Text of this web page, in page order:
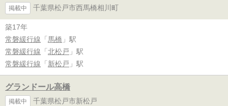
掲載中 千葉県松戸市西馬橋相川町
築17年
常磐緩行線 「 馬橋 」駅
常磐緩行線 「 北松戸 」駅
常磐緩行線 「 新松戸 」駅
グランドール高橋
掲載中 千葉県松戸市新松戸